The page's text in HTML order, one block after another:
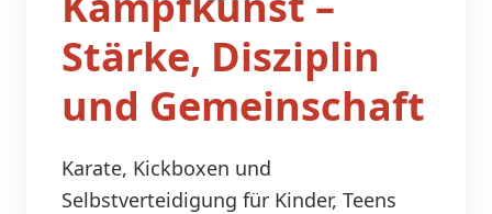
Stärke, Disziplin
und Gemeinschaft
Karate, Kickboxen und
Selbstverteidigung für Kinder, Teens